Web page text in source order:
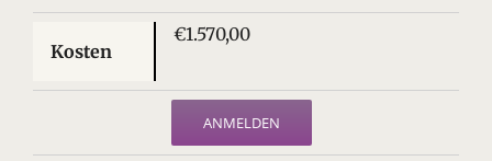
€1.570,00
ANMELDEN